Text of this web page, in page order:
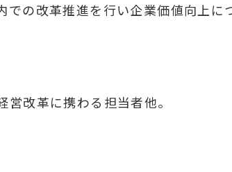
での改革推進を行い企業価値向上
改革に携わる担当者他。